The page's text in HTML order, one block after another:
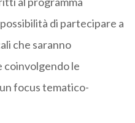
di partecipare a
che saranno
coinvolgendo le
focus tematico-